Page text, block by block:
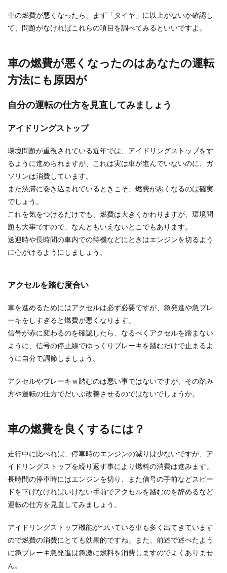
車の燃費が悪くなったら、まず「タイヤ」に以上がないか確認し
て、問題がなければこれらの項目を調べてみるといいですよ。
車の燃費が悪くなったのはあなたの運転
方法にも原因が
自分の運転の仕方を見直してみましょう
アイドリングストップ
環境問題が重視されている近年では、アイドリングストップをす
るように進められますが、これは実は車が進んでいないのに、ガ
ソリンは消費しています。
また渋滞に巻き込まれているときこそ、燃費が悪くなるのは確実
でしょう。
これを気をつけるだけでも、燃費は大きくかわりますが、環境問
題も大事ですので、なんともいえないとこでもあります。
送迎時や長時間の車内での待機などにときはエンジンを切るよう
に心がけるようにしましょう。
アクセルを踏む度合い
車を進めるためにはアクセルは必ず必要ですが、急発進や急ブレ
ーキをしすぎると燃費が悪くなります。
信号が赤に変わるのを確認したら、なるべくアクセルを踏まない
ように、信号の停止線でゆっくりブレーキを踏むだけで止まるよ
うに自分で調節しましょう。
アクセルやブレーキｗ踏むのは悪い事ではないですが、その踏み
方や運転の仕方でだいぶ改善させるのではないでしょうか。
車の燃費を良くするには？
走行中に比べれば、停車時のエンジンの減りは少ないですが、ア
イドリングストップを繰り返す事により燃料の消費は進みます。
長時間の停車時にはエンジンを切り、また信号の手前などスピー
ドを下げなければいけない手前でアクセルを踏むのを辞めるなど
運転の仕方を見直してみましょう。
アイドリングストップ機能がついている車も多く出てきています
ので燃費の消費にとても効果的ですね。また、前述で述べたよう
に急ブレーキ急発進は急激に燃料を消費しますのでよくありませ
ん。